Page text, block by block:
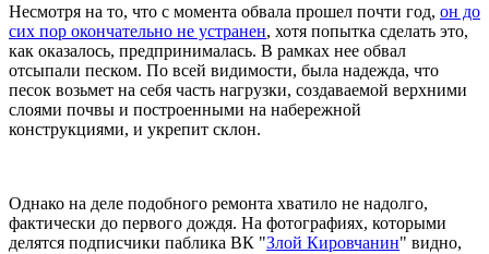
Несмотря на то, что с момента обвала прошел почти год, он до
сих пор окончательно не устранен, хотя попытка сделать это,
как оказалось, предпринималась. В рамках нее обвал
отсыпали песком. По всей видимости, была надежда, что
песок возьмет на себя часть нагрузки, создаваемой верхними
слоями почвы и построенными на набережной
конструкциями, и укрепит склон.
Однако на деле подобного ремонта хватило не надолго,
фактически до первого дождя. На фотографиях, которыми
делятся подписчики паблика ВК "Злой Кировчанин" видно,